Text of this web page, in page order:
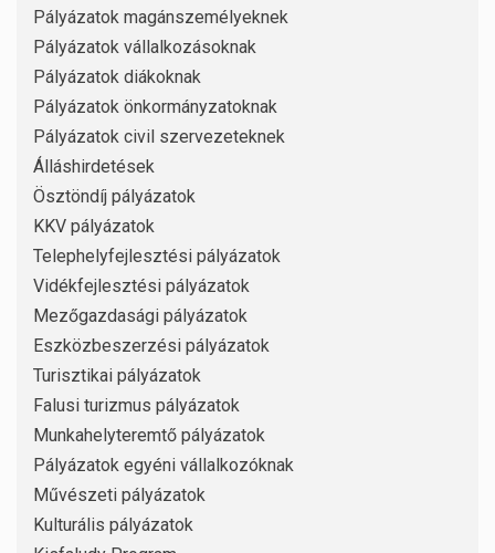
Pályázatok magánszemélyeknek
Pályázatok vállalkozásoknak
Pályázatok diákoknak
Pályázatok önkormányzatoknak
Pályázatok civil szervezeteknek
Álláshirdetések
Ösztöndíj pályázatok
KKV pályázatok
Telephelyfejlesztési pályázatok
Vidékfejlesztési pályázatok
Mezőgazdasági pályázatok
Eszközbeszerzési pályázatok
Turisztikai pályázatok
Falusi turizmus pályázatok
Munkahelyteremtő pályázatok
Pályázatok egyéni vállalkozóknak
Művészeti pályázatok
Kulturális pályázatok